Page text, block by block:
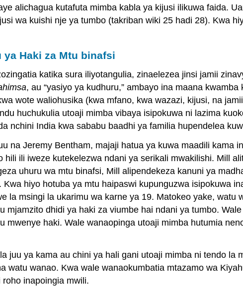
alichagua kutafuta mimba kabla ya kijusi ilikuwa faida.
wa kuishi nje ya tumbo (takriban wiki 25 hadi 28). Kwa
Haki za Mtu binafsi
katika sura iliyotangulia, zinaelezea jinsi jamii
, au “yasiyo ya kudhuru,” ambayo ina maana
wote waliohusika (kwa mfano, kwa wazazi, kijusi, na
huchukulia utoaji mimba vibaya isipokuwa ni lazima
nchini India kwa sababu baadhi ya familia hupendelea
na Jeremy Bentham, majaji hatua ya kuwa maadili kama
ili iweze kutekelezwa ndani ya serikali mwakilishi. Mill
uhuru wa mtu binafsi, Mill alipendekeza kanuni ya
hiyo hotuba ya mtu haipaswi kupunguzwa isipokuwa
la msingi la ukarimu wa karne ya 19. Matokeo yake, watu
mjamzito dhidi ya haki za viumbe hai ndani ya tumbo.
mwenye haki. Wale wanaopinga utoaji mimba hutumia
juu ya kama au chini ya hali gani utoaji mimba ni tendo la
watu wanao. Kwa wale wanaokumbatia mtazamo wa
inapoingia mwili.